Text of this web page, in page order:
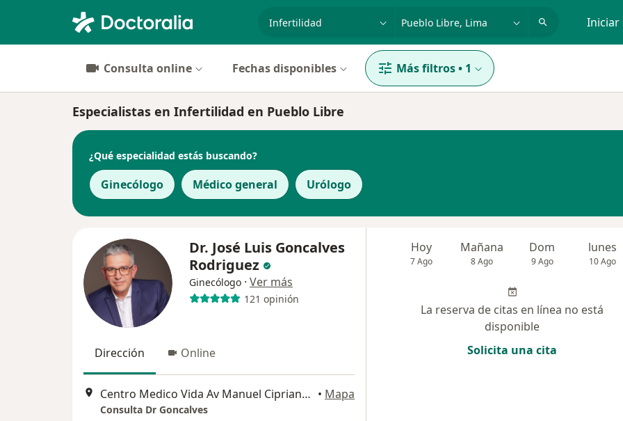
Iniciar
Consulta online Fechas disponibles Más filtros• 1
Especialistas en Infertilidad en Pueblo Libre
¿Qué especialidad estás buscando?
Ginecólogo Médico general Urólogo
Dr. José Luis Goncalves
Rodriguez
Ginecólogo · Ver más
121 opinión
Dirección Online
Centro Medico Vida Av Manuel Cipriano Dulanto 1465, Pueblo Libre, Lima • Mapa
Consulta Dr Goncalves
Hoy
7 Ago
Mañana
8 Ago
Dom
9 Ago
lunes
10 Ago
La reserva de citas en línea no está
disponible
Solicita una cita